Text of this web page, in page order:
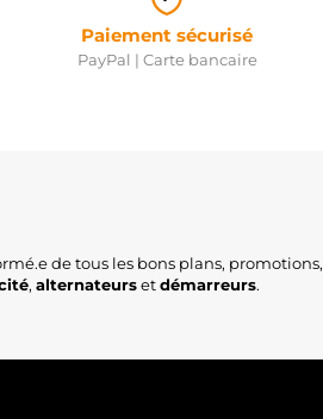
Paiement sécurisé
PayPal | Carte bancaire
de tous les bons plans, promotions,
, alternateursetdémarreurs.